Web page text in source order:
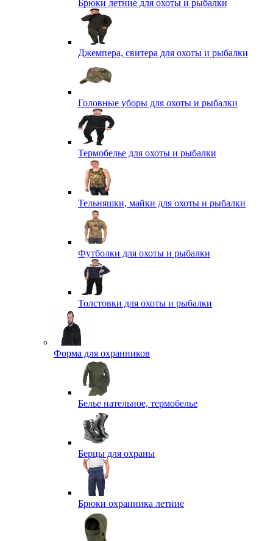
Брюки летние для охоты и рыбалки
Джемпера, свитера для охоты и рыбалки
Головные уборы для охоты и рыбалки
Термобелье для охоты и рыбалки
Тельняшки, майки для охоты и рыбалки
Футболки для охоты и рыбалки
Толстовки для охоты и рыбалки
Форма для охранников
Белье нательное, термобелье
Берцы для охраны
Брюки охранника летние